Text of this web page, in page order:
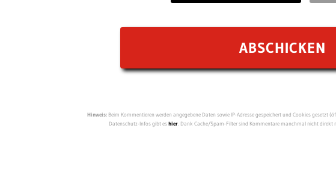
Hinweis:Beim Kommentieren werden angegebene Daten sowie IP-Adresse gespeichert und Cookies gesetzt
Datenschutz-Infos gibt eshier. Dank Cache/Spam-Filter sind Kommentare manchmal nicht direkt